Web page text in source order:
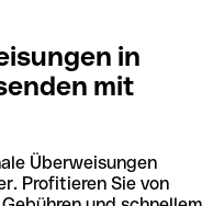
in
mit
Überweisungen
Profitieren Sie von